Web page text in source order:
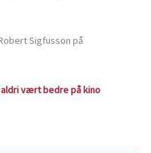
Sigfusson på
aldri vært bedre på kino